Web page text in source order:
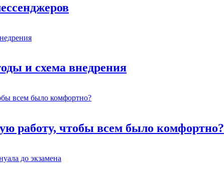
и схема внедрения
работу, чтобы всем было комфортно?